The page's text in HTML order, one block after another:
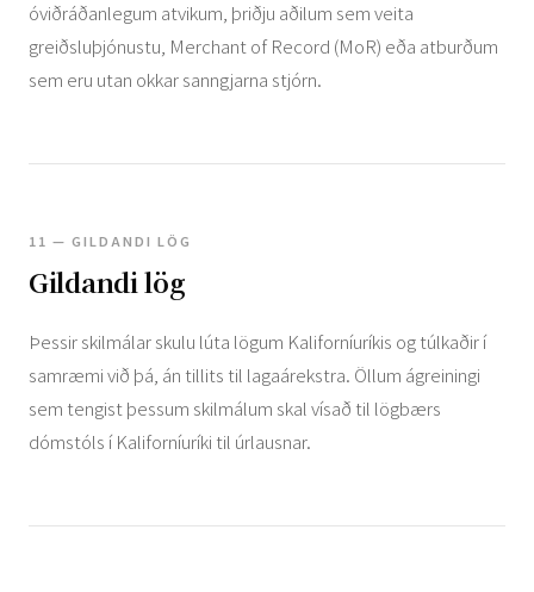
óviðráðanlegum atvikum, þriðju aðilum sem veita
greiðsluþjónustu, Merchant of Record (MoR) eða atburðum
sem eru utan okkar sanngjarna stjórn.
11 — GILDANDI LÖG
Gildandi lög
Þessir skilmálar skulu lúta lögum Kaliforníuríkis og túlkaðir í
samræmi við þá, án tillits til lagaárekstra. Öllum ágreiningi
sem tengist þessum skilmálum skal vísað til lögbærs
dómstóls í Kaliforníuríki til úrlausnar.